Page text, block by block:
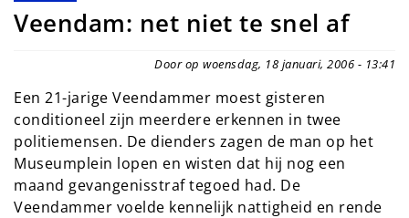
Veendam: net niet te snel af
Door op woensdag, 18 januari, 2006 - 13:41
Een 21-jarige Veendammer moest gisteren
conditioneel zijn meerdere erkennen in twee
politiemensen. De dienders zagen de man op het
Museumplein lopen en wisten dat hij nog een
maand gevangenisstraf tegoed had. De
Veendammer voelde kennelijk nattigheid en rende